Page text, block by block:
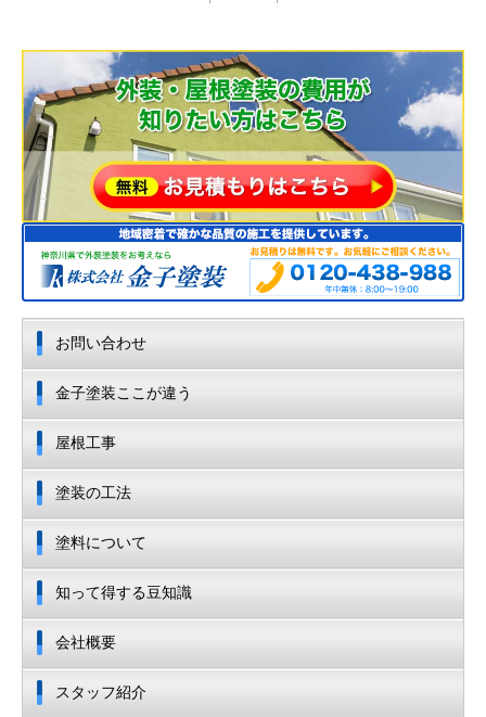
お問い合わせ
金子塗装ここが違う
屋根工事
塗装の工法
塗料について
知って得する豆知識
会社概要
スタッフ紹介